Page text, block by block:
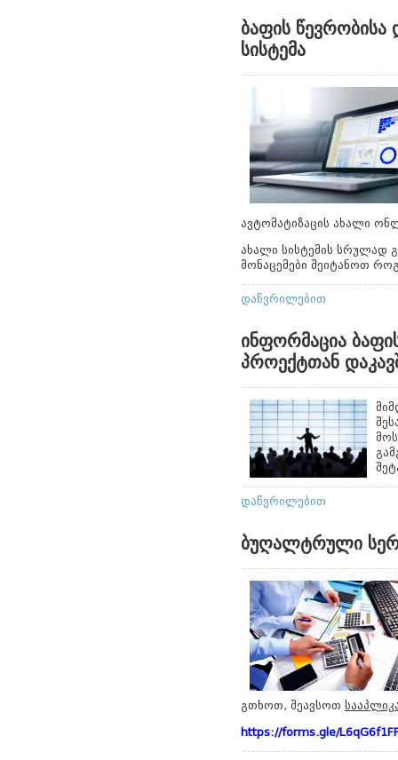
ბაფის წევრობისა
სისტემა
ავტომატიზაცის ახალი
ახალი სისტემის სრულად
მონაცემები შეიტანოთ
დაწვრილებით
ინფორმაცია
პროექტთან
დაწვრილებით
ბუღალტრული
გთხოთ, შეავსოთ
https://forms.gle/